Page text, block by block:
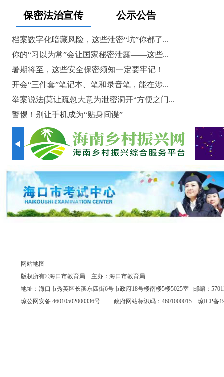
有黑扫黑，无黑除恶，无恶治乱，
举报有奖，举报电话：0898-
坚决打击“乡霸”“村霸”，建设社会
举报有奖，举报电话：0898-
铲除黑恶势力，建设社会主义新农
举报有奖，举报电话：0898-
扫黑除恶是人民群众安居乐业之基
举报有奖，举报电话：0898-
黑恶必除，除恶务尽，坚决不让黑
举报有奖，举报电话：0898-
黑恶势力不除，扫黑除恶斗争不止
举报有奖，举报电话：0898-
坚持标本兼治，夺取扫黑除恶专项
依法严惩包庇黑恶势力行为，坚决
举报有奖，举报电话：0898-
扫除黑恶势力，净化椰城社会治安
保密法治宣传 公示公告
档案数字化暗藏风险，这些泄密“坑”你都了...
你的“习以为常”会让国家秘密泄露——这些...
暑期将至，这些安全保密须知一定要牢记！
开会“三件套”笔记本、笔和录音笔，能在涉...
举案说法|莫让疏忽大意为泄密洞开“方便之门...
警惕！别让手机成为“贴身间谍”
网站地图
版权所有©海口市教育局 主办：海口市教育局
地址：海口市秀英区长滨东四街6号市政府18号楼南楼5楼5025室 邮编：
琼公网安备 46010502000336号 政府网站标识码：4601000015 琼ICP备